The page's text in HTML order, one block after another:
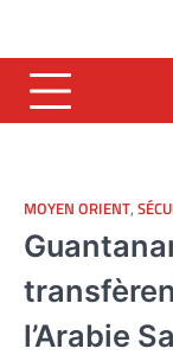
content
MOYEN ORIENT,
l’Arabie